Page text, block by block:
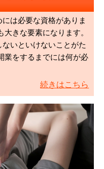
は必要な資格がありま
きな要素になります。
いといけないことがた
業をするまでには何が必
続きはこちら